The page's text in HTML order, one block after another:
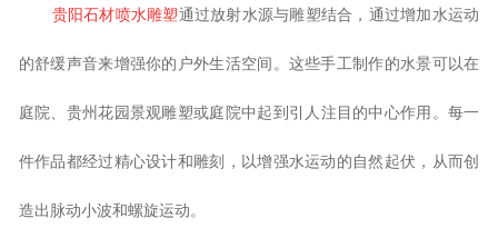
贵阳石材喷水雕塑通过放射水源与雕塑结合，通过增加水运动
的舒缓声音来增强你的户外生活空间。这些手工制作的水景可以在
庭院、贵州花园景观雕塑或庭院中起到引人注目的中心作用。每一
件作品都经过精心设计和雕刻，以增强水运动的自然起伏，从而创
造出脉动小波和螺旋运动。